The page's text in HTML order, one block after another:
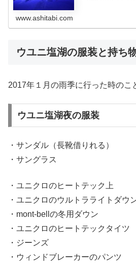
www.ashitabi.com
ウユニ塩湖の服装と持ち
2017年１月の雨季に行った時のこ
ウユニ塩湖夜の服装
・サンダル（長靴借りれる）
・サングラス
・ユニクロのヒートテック上
・ユニクロのウルトラライトダウ
・mont-bellの冬用ダウン
・ユニクロのヒートテックタイツ
・ジーンズ
・ウィンドブレーカーのパンツ